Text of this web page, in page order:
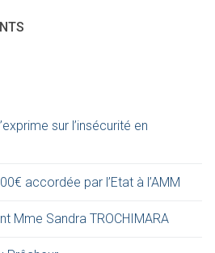
sur l’insécurité en
accordée par l’Etat à l’AMM
Mme Sandra TROCHIMARA